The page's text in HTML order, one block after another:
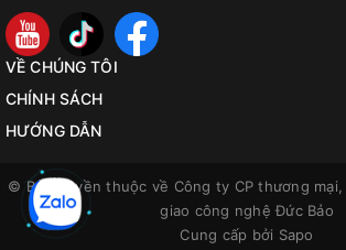
VỀ CHÚNG TÔI
CHÍNH SÁCH
HƯỚNG DẪN
© Bản quyền thuộc về Công ty CP thương
giao công nghệ Đức Bảo
Cung cấp bởi Sapo